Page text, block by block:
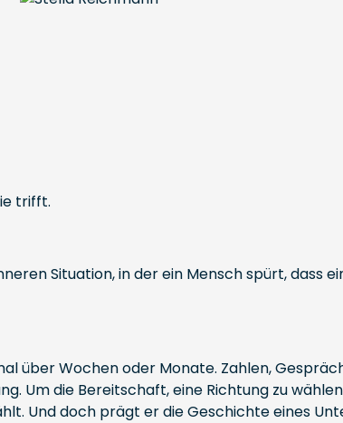
trifft.
Situation, in der ein Mensch spürt, dass
über Wochen oder Monate. Zahlen,
Um die Bereitschaft, eine Richtung zu
Und doch prägt er die Geschichte eines